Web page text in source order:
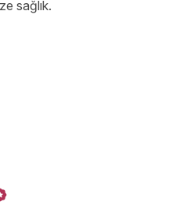
sağlık.